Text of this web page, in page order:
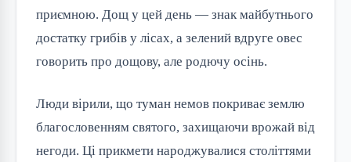
приємною. Дощ у цей день — знак майбутнього
достатку грибів у лісах, а зелений вдруге овес
говорить про дощову, але родючу осінь.
Люди вірили, що туман немов покриває землю
благословенням святого, захищаючи врожай від
негоди. Ці прикмети народжувалися століттями